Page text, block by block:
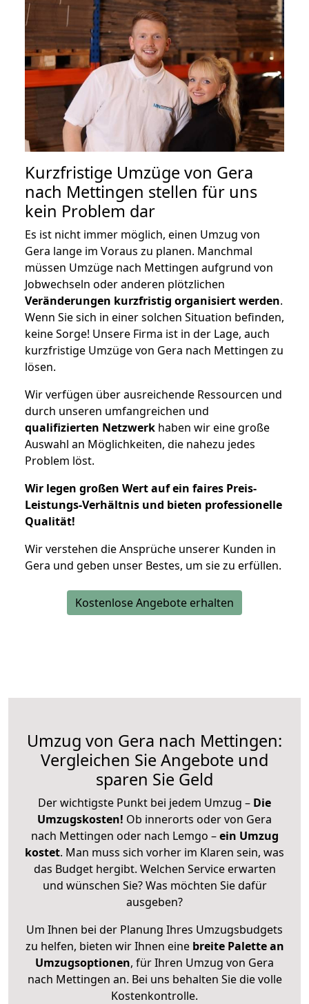
Kurzfristige Umzüge von Gera
nach Mettingen stellen für uns
kein Problem dar
Es ist nicht immer möglich, einen Umzug von
Gera lange im Voraus zu planen. Manchmal
müssen Umzüge nach Mettingen aufgrund von
Jobwechseln oder anderen plötzlichen
Veränderungen kurzfristig organisiert werden.
Wenn Sie sich in einer solchen Situation befinden,
keine Sorge! Unsere Firma ist in der Lage, auch
kurzfristige Umzüge von Gera nach Mettingen zu
lösen.
Wir verfügen über ausreichende Ressourcen und
durch unseren umfangreichen und
qualifizierten Netzwerk haben wir eine große
Auswahl an Möglichkeiten, die nahezu jedes
Problem löst.
Wir legen großen Wert auf ein faires Preis-
Leistungs-Verhältnis und bieten professionelle
Qualität!
Wir verstehen die Ansprüche unserer Kunden in
Gera und geben unser Bestes, um sie zu erfüllen.
Kostenlose Angebote erhalten
Umzug von Gera nach Mettingen:
Vergleichen Sie Angebote und
sparen Sie Geld
Der wichtigste Punkt bei jedem Umzug – Die
Umzugskosten! Ob innerorts oder von Gera
nach Mettingen oder nach Lemgo –ein Umzug
kostet. Man muss sich vorher im Klaren sein, was
das Budget hergibt. Welchen Service erwarten
und wünschen Sie? Was möchten Sie dafür
ausgeben?
Um Ihnen bei der Planung Ihres Umzugsbudgets
zu helfen, bieten wir Ihnen eine breite Palette an
Umzugsoptionen, für Ihren Umzug von Gera
nach Mettingen an. Bei uns behalten Sie die volle
Kostenkontrolle.